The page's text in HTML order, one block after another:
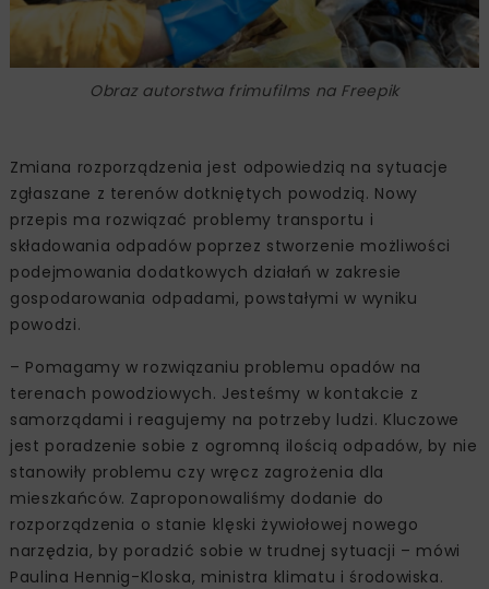
Obraz autorstwa frimufilms na Freepik
Zmiana rozporządzenia jest odpowiedzią na sytuacje
zgłaszane z terenów dotkniętych powodzią. Nowy
przepis ma rozwiązać problemy transportu i
składowania odpadów poprzez stworzenie możliwości
podejmowania dodatkowych działań w zakresie
gospodarowania odpadami, powstałymi w wyniku
powodzi.
– Pomagamy w rozwiązaniu problemu opadów na
terenach powodziowych. Jesteśmy w kontakcie z
samorządami i reagujemy na potrzeby ludzi. Kluczowe
jest poradzenie sobie z ogromną ilością odpadów, by nie
stanowiły problemu czy wręcz zagrożenia dla
mieszkańców. Zaproponowaliśmy dodanie do
rozporządzenia o stanie klęski żywiołowej nowego
narzędzia, by poradzić sobie w trudnej sytuacji – mówi
Paulina Hennig-Kloska, ministra klimatu i środowiska.